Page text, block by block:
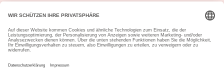
Startseite
Suchen
Impressum
Datenschutzerklärung
Widerrufsformular